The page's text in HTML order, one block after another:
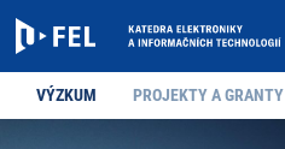
VÝZKUM PROJEKTY A GRANTY